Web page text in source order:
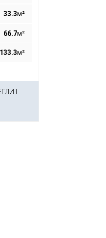
33.3м²
66.7м²
133.3м²
І